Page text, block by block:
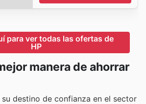
para ver todas las ofertas de
HP
manera de ahorrar
su destino de confianza en el sector